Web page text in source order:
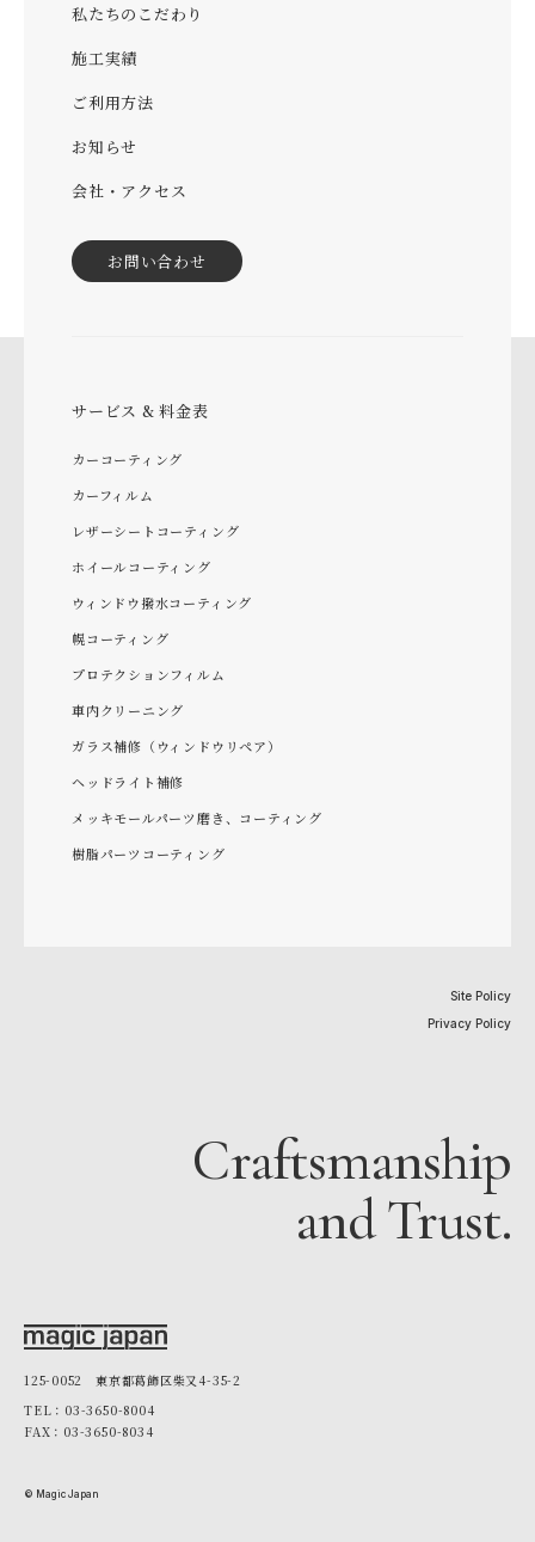
私たちのこだわり
施工実績
ご利用方法
お知らせ
会社・アクセス
お問い合わせ
サービス & 料金表
カーコーティング
カーフィルム
レザーシートコーティング
ホイールコーティング
ウィンドウ撥水コーティング
幌コーティング
プロテクションフィルム
車内クリーニング
ガラス補修（ウィンドウリペア）
ヘッドライト補修
メッキモールパーツ磨き、コーティング
樹脂パーツコーティング
Site Policy
Privacy Policy
Craftsmanship
and Trust.
125-0052 東京都葛飾区柴又4-35-2
TEL：03-3650-8004
FAX：03-3650-8034
© Magic Japan